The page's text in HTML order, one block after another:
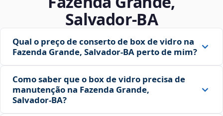
Salvador‑BA
Qual o preço de conserto de box de vidro na
Fazenda Grande, Salvador‑BA perto de mim?
Como saber que o box de vidro precisa de
manutenção na Fazenda Grande,
Salvador‑BA?